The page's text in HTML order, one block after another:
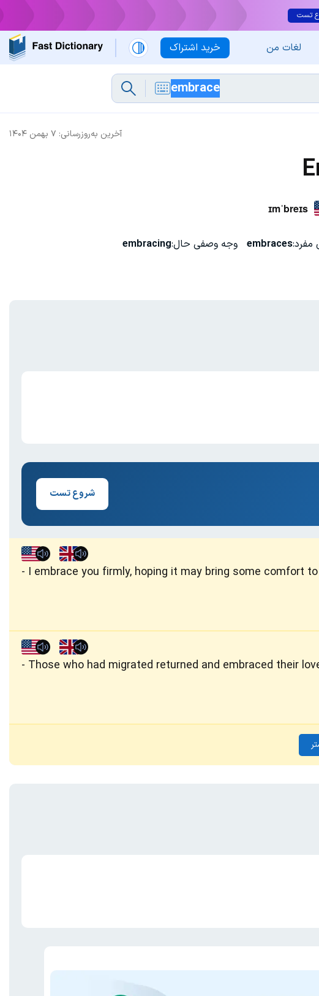
تست
خرید اشتراک لغات من
آخرین به‌روزرسانی: ۷ بهمن ۱۴۰۴
ɪmˈbreɪs
embraces وجه وصفی حال:embracing
شروع تست
‪I embrace you firmly, hoping it may bring some comfort
Those who had migrated returned and embraced their